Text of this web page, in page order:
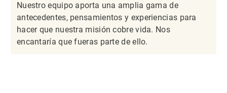
Nuestro equipo aporta una amplia gama de
antecedentes, pensamientos y experiencias para
hacer que nuestra misión cobre vida. Nos
encantaría que fueras parte de ello.